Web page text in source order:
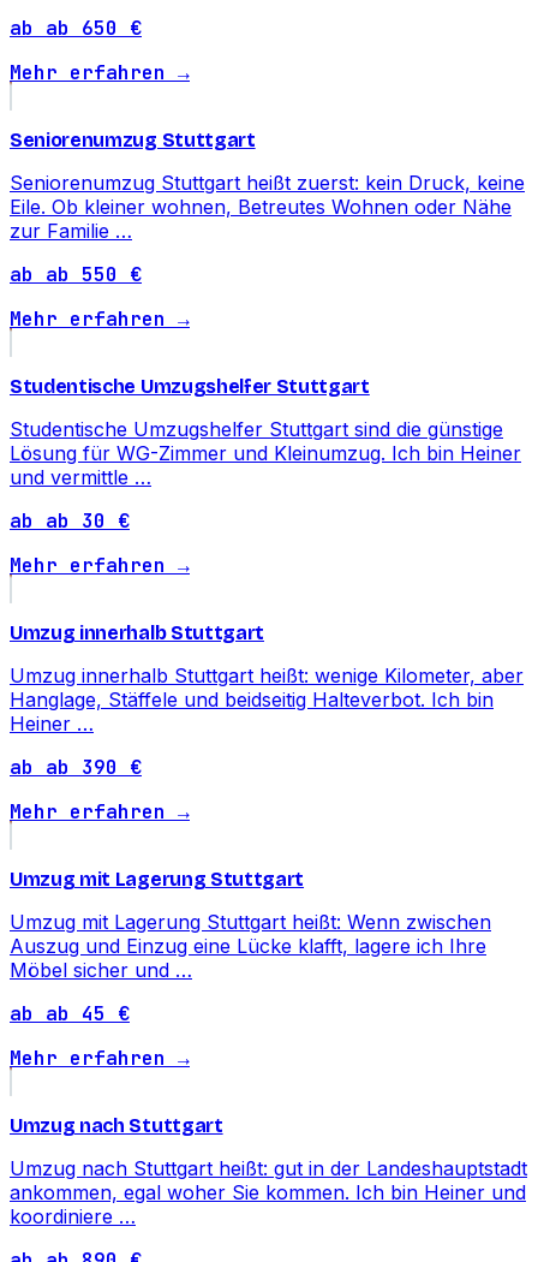
ab ab 650 €
Mehr erfahren →
Seniorenumzug Stuttgart
Seniorenumzug Stuttgart heißt zuerst: kein Druck, keine
Eile. Ob kleiner wohnen, Betreutes Wohnen oder Nähe
zur Familie …
ab ab 550 €
Mehr erfahren →
Studentische Umzugshelfer Stuttgart
Studentische Umzugshelfer Stuttgart sind die günstige
Lösung für WG-Zimmer und Kleinumzug. Ich bin Heiner
und vermittle …
ab ab 30 €
Mehr erfahren →
Umzug innerhalb Stuttgart
Umzug innerhalb Stuttgart heißt: wenige Kilometer, aber
Hanglage, Stäffele und beidseitig Halteverbot. Ich bin
Heiner …
ab ab 390 €
Mehr erfahren →
Umzug mit Lagerung Stuttgart
Umzug mit Lagerung Stuttgart heißt: Wenn zwischen
Auszug und Einzug eine Lücke klafft, lagere ich Ihre
Möbel sicher und …
ab ab 45 €
Mehr erfahren →
Umzug nach Stuttgart
Umzug nach Stuttgart heißt: gut in der Landeshauptstadt
ankommen, egal woher Sie kommen. Ich bin Heiner und
koordiniere …